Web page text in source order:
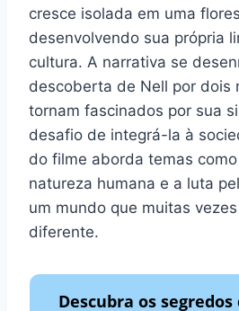
cresce isolada em uma
desenvolvendo sua própria
cultura. A narrativa se
descoberta de Nell por dois
tornam fascinados por sua
desafio de integrá-la à
do filme aborda temas
natureza humana e a luta
um mundo que muitas
diferente.
Descubra os